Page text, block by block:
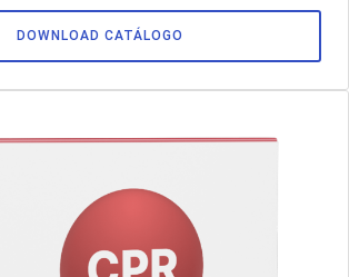
DOWNLOAD CATÁLOGO